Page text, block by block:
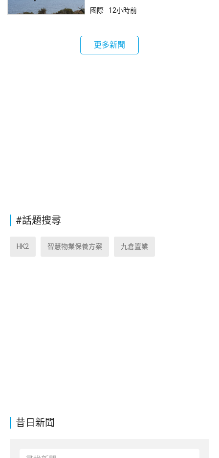
昔日新聞
國際 12小時前
更多新聞
#話題搜尋
HK2 智慧物業保養方案 九倉置業